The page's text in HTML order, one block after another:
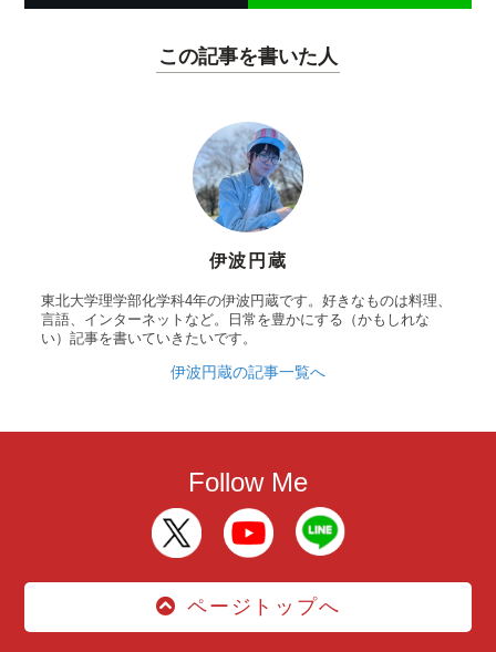
この記事を書いた人
伊波円蔵
東北大学理学部化学科4年の伊波円蔵です。好きなものは料理、
言語、インターネットなど。日常を豊かにする（かもしれな
い）記事を書いていきたいです。
伊波円蔵の記事一覧へ
Follow Me
ページトップへ